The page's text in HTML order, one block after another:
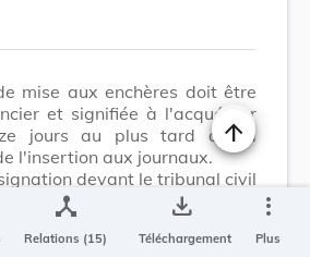
mise aux enchères doit être
et signifiée à l'acquéreur
jours au plus tard de la
l'insertion aux journaux.
devant le tribunal civil
l'aéronef pour voir
sera procédé aux enchères
Changer la
device_hub
Relations (15)
save_alt
Téléchargement
more_vert
Plus